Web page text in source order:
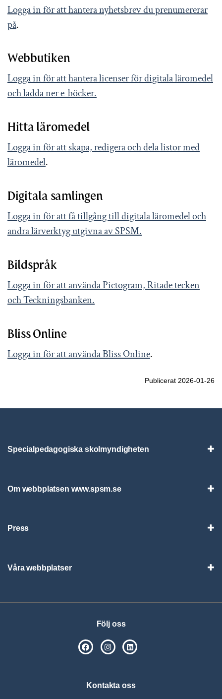
Logga in för att hantera nyhetsbrev du prenumererar
på.
Webbutiken
Logga in för att hantera licenser för digitala läromedel
och ladda ner e-böcker.
Hitta läromedel
Logga in för att skapa, redigera och dela listor med
läromedel.
Digitala samlingen
Logga in för att få tillgång till digitala läromedel och
andra lärverktyg utgivna av SPSM.
Bildspråk
Logga in för att använda Pictogram, Ritade tecken
och Teckningsbanken.
Bliss Online
Logga in för att använda Bliss Online.
Publicerat 2026-01-26
Specialpedagogiska skolmyndigheten
Om webbplatsen www.spsm.se
Press
Våra webbplatser
Följ oss
SPSM på Facebook
SPSM på Instagram
Kontakta oss